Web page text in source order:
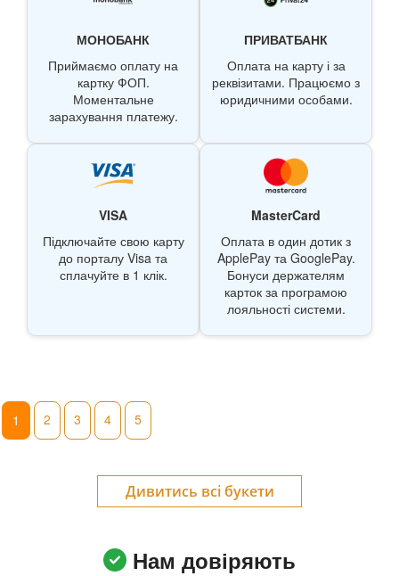
МОНОБАНК
Приймаємо оплату на
картку ФОП.
Моментальне
зарахування платежу.
ПРИВАТБАНК
Оплата на карту і за
реквізитами. Працюємо з
юридичними особами.
VISA
Підключайте свою карту
до порталу Visa та
сплачуйте в 1 клік.
MasterCard
Оплата в один дотик з
ApplePay та GooglePay.
Бонуси держателям
карток за програмою
лояльності системи.
1 2 3 4 5
Дивитись всі букети
Нам довіряють